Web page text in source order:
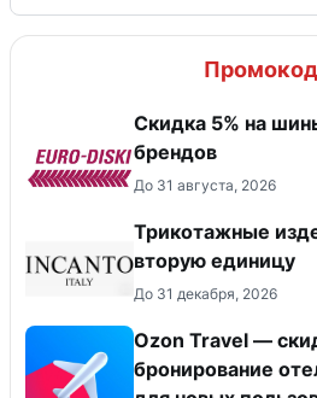
​Скидка 5% на
брендов
До 31 августа, 2026
Трикотажные
вторую единицу
До 31 декабря, 2026
Ozon Travel —
бронирование